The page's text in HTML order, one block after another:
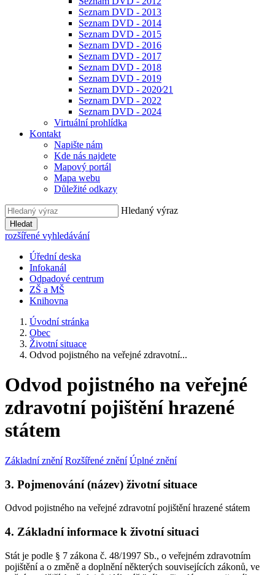
Seznam DVD - 2013
Seznam DVD - 2014
Seznam DVD - 2015
Seznam DVD - 2016
Seznam DVD - 2017
Seznam DVD - 2018
Seznam DVD - 2019
Seznam DVD - 2020⁄21
Seznam DVD - 2022
Seznam DVD - 2024
Virtuální prohlídka
Kontakt
Napište nám
Kde nás najdete
Mapový portál
Mapa webu
Důležité odkazy
Hledaný výraz
Hledat
rozšířené vyhledávání
Úřední deska
Infokanál
Odpadové centrum
ZŠ a MŠ
Knihovna
Úvodní stránka
Obec
Životní situace
Odvod pojistného na veřejné zdravotní...
Odvod pojistného na veřejné
zdravotní pojištění hrazené
státem
Základní znění Rozšířené znění Úplné znění
3. Pojmenování (název) životní situace
Odvod pojistného na veřejné zdravotní pojištění hrazené státem
4. Základní informace k životní situaci
Stát je podle § 7 zákona č. 48/1997 Sb., o veřejném zdravotním
pojištění a o změně a doplnění některých souvisejících zákonů, ve